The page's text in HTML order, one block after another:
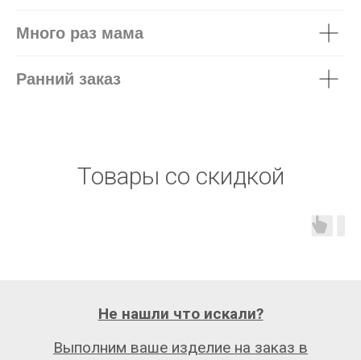
Много раз мама
Ранний заказ
Товары со скидкой
Выполним ваше изделие на заказ в
Не нашли что искали?